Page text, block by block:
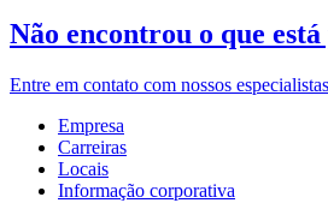
Não encontrou o que
Entre em contato com nossos
Empresa
Carreiras
Locais
Informação corporativa